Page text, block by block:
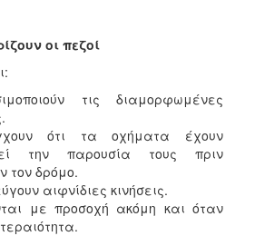
οι πεζοί
τις διαμορφωμένες
ότι τα οχήματα έχουν
την παρουσία τους πριν
τον δρόμο.
αιφνίδιες κινήσεις.
με προσοχή ακόμη και όταν